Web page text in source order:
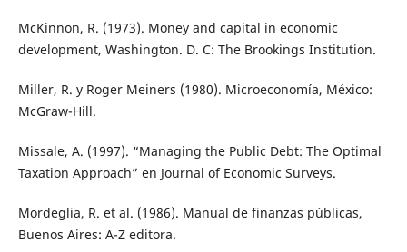
McKinnon, R. (1973). Money and capital in economic
development, Washington. D. C: The Brookings Institution.
Miller, R. y Roger Meiners (1980). Microeconomía, México:
McGraw-Hill.
Missale, A. (1997). “Managing the Public Debt: The Optimal
Taxation Approach” en Journal of Economic Surveys.
Mordeglia, R. et al. (1986). Manual de finanzas públicas,
Buenos Aires: A-Z editora.